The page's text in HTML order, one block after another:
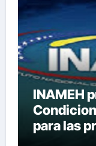
INAMEH
para las